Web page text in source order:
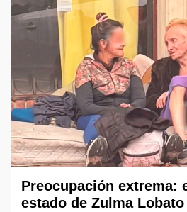
Preocupación extrema:
estado de Zulma Lobato